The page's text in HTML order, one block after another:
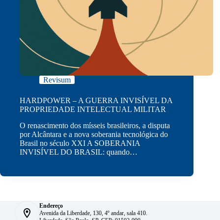
Revisum
HARDPOWER – A GUERRA INVISÍVEL DA
PROPRIEDADE INTELECTUAL MILITAR
O renascimento dos mísseis brasileiros, a disputa
por Alcântara e a nova soberania tecnológica do
Brasil no século XXI A SOBERANIA
INVISÍVEL DO BRASIL: quando…
Endereço
Avenida da Liberdade, 130, 4º andar, sala 410.